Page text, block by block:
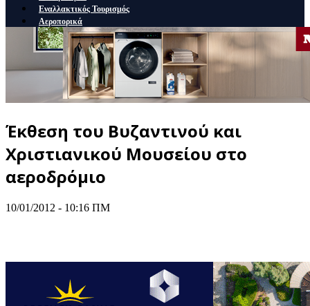
Εναλλακτικός Τουρισμός
Αεροπορικά
Έκθεση του Βυζαντινού και
Χριστιανικού Μουσείου στο
αεροδρόμιο
10/01/2012 - 10:16 ΠΜ